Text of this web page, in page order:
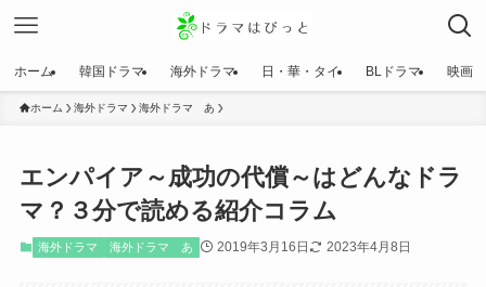
ホーム 韓国ドラマ 海外ドラマ 日・華・タイ BLドラマ 映画
ホーム 海外ドラマ 海外ドラマ あ
エンパイア～成功の代償～はどんなドラ
マ？３分で読める紹介コラム
海外ドラマ 海外ドラマ あ 2019年3月16日 2023年4月8日